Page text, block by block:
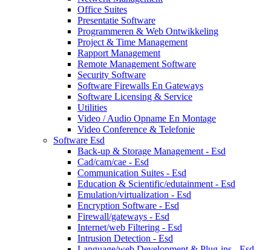
Office Suites
Presentatie Software
Programmeren & Web Ontwikkeling
Project & Time Management
Rapport Management
Remote Management Software
Security Software
Software Firewalls En Gateways
Software Licensing & Service
Utilities
Video / Audio Opname En Montage
Video Conference & Telefonie
Software Esd
Back-up & Storage Management - Esd
Cad/cam/cae - Esd
Communication Suites - Esd
Education & Scientific/edutainment - Esd
Emulation/virtualization - Esd
Encryption Software - Esd
Firewall/gateways - Esd
Internet/web Filtering - Esd
Intrusion Detection - Esd